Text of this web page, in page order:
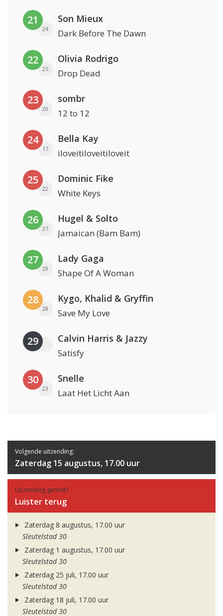
21
24
Son Mieux
Dark Before The Dawn
22
25
Olivia Rodrigo
Drop Dead
23
20
sombr
12 to 12
24
17
Bella Kay
iloveitiloveitiloveit
25
22
Dominic Fike
White Keys
26
27
Hugel & Solto
Jamaican (Bam Bam)
27
29
Lady Gaga
Shape Of A Woman
28
28
Kygo, Khalid & Gryffin
Save My Love
29 Calvin Harris & Jazzy
Satisfy
30
23
Snelle
Laat Het Licht Aan
Volgende uitzending:
Zaterdag 15 augustus, 17.00 uur
Uitzending gemist?
Luister terug
Zaterdag 8 augustus, 17.00 uur
Sleutelstad 30
Zaterdag 1 augustus, 17.00 uur
Sleutelstad 30
Zaterdag 25 juli, 17.00 uur
Sleutelstad 30
Zaterdag 18 juli, 17.00 uur
Sleutelstad 30